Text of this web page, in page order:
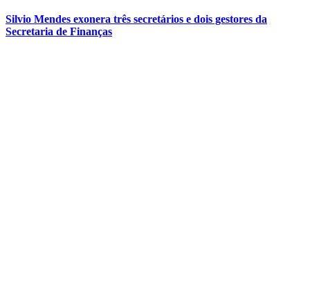
Silvio Mendes exonera três secretários e dois gestores da
Secretaria de Finanças